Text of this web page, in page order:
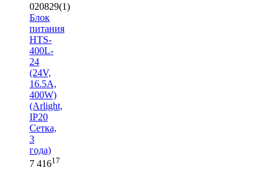
020829(1)
Блок
питания
HTS-
400L-
24
(24V,
16.5A,
400W)
(Arlight,
IP20
Сетка,
3
года)
7 41617